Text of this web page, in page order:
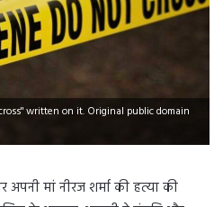
written on it. Original public domain
मां नीरज शर्मा की हत्या की